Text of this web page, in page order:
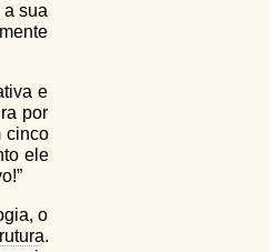
sua
e
por
cinco
ele
o
.